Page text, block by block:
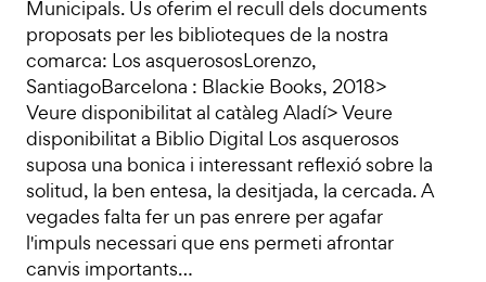
Municipals. Us oferim el recull dels documents
proposats per les biblioteques de la nostra
comarca: Los asquerososLorenzo,
SantiagoBarcelona : Blackie Books, 2018>
Veure disponibilitat al catàleg Aladí> Veure
disponibilitat a Biblio Digital Los asquerosos
suposa una bonica i interessant reflexió sobre la
solitud, la ben entesa, la desitjada, la cercada. A
vegades falta fer un pas enrere per agafar
l'impuls necessari que ens permeti afrontar
canvis importants…